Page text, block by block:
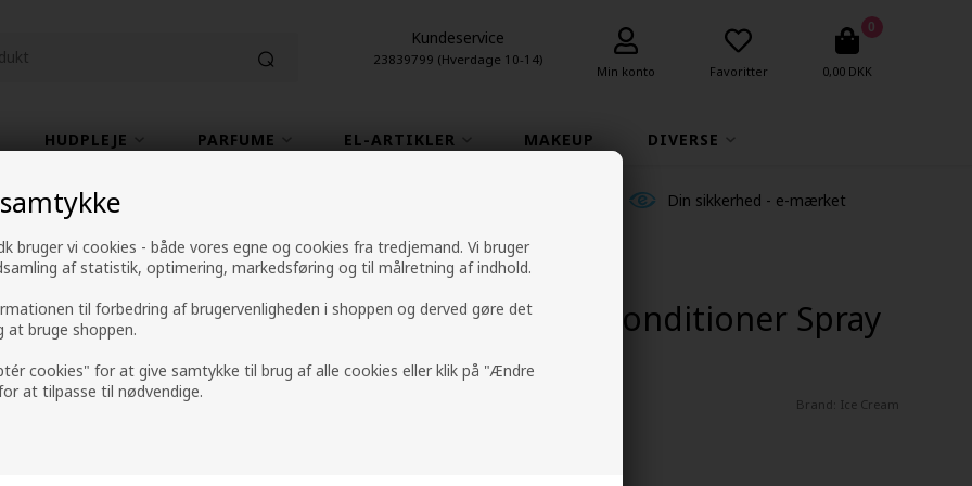
bruger vi cookies - både vores egne og cookies fra tredjemand. Vi bruger
af statistik, optimering, markedsføring og til målretning af indhold.
til forbedring af brugervenligheden i shoppen og derved gøre det
bruge shoppen.
cookies" for at give samtykke til brug af alle cookies eller klik på "Ændre
at tilpasse til nødvendige.
Kundeservice
23839799 (Hverdage 10-14)
Min konto Favoritter
0
0,00 DKK
HUDPLEJE PARFUME EL-ARTIKLER MAKEUP DIVERSE
1-2 hverdage leveringstid Din sikkerhed - e-mærket
Ice Cream Argan Pro-Age Conditioner Spray
biphase 200ml
Brand: Ice Cream